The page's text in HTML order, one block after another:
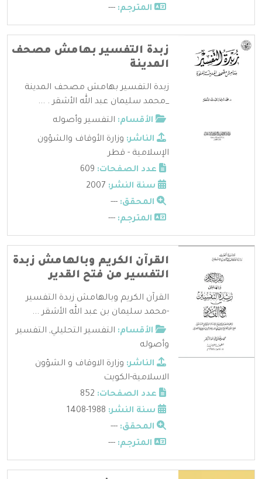
المترجم: ---
زبدة التفسير بهامش مصحف
المدينة
زبدة التفسير بهامش مصحف المدينة
_محمد سليمان عبد الله الأشقر . ...
الأقسام: التفسير وأصوله
الناشر: وزارة الأوقاف والشؤون
الإسلامية - قطر
عدد الصفحات:
سنة النشر:
المحقق: ---
المترجم: ---
القرآن الكريم وبالهامش زبدة
التفسير من فتح القدير
القرآن الكريم وبالهامش زبدة التفسير
-محمد سليمان بن عبد الله الأشقر ...
الأقسام: التفسير التحليلي, التفسير
وأصوله
الناشر: وزارة الاوقاف و الشؤون
الاسلامية-الكويت
عدد الصفحات:
سنة النشر:
المحقق: ---
المترجم: ---